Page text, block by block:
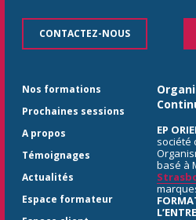
CONTACTEZ-NOUS
Nos formations
Prochaines sessions
A propos
Témoignages
Actualités
Espace formateur
EP
société
basé à